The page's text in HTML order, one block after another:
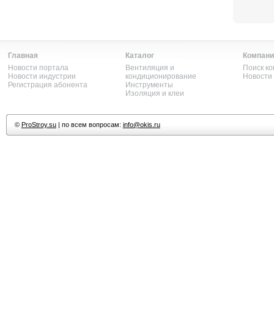
Главная
Новости портала
Новости индустрии
Регистрация абонента
Каталог
Вентиляция и
кондиционирование
Инструменты
Изоляция и клеи
Поиск
© ProStroy.su| по всем вопросам: info@okis.ru